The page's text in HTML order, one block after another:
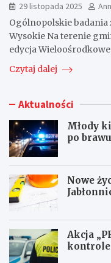
29 listopada 2025
Ogólnopolskie
Wysokie Na terenie
edycja
Czytaj dalej
Aktualności
Młody
po
Nowe
Akcja
kontrole